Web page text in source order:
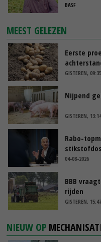
BASF
MEEST GELEZEN
Eerste
GISTEREN, 09:35
Nijpend
GISTEREN, 13:14
Rabo-
blijft
04-08-2026
BBB
rijden
GISTEREN, 15:47
NIEUW OP